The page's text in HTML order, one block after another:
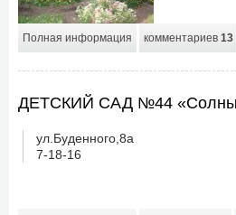
Полная информация комментариев 13
ДЕТСКИЙ САД №44
ул.Буденного,8а
7-18-16